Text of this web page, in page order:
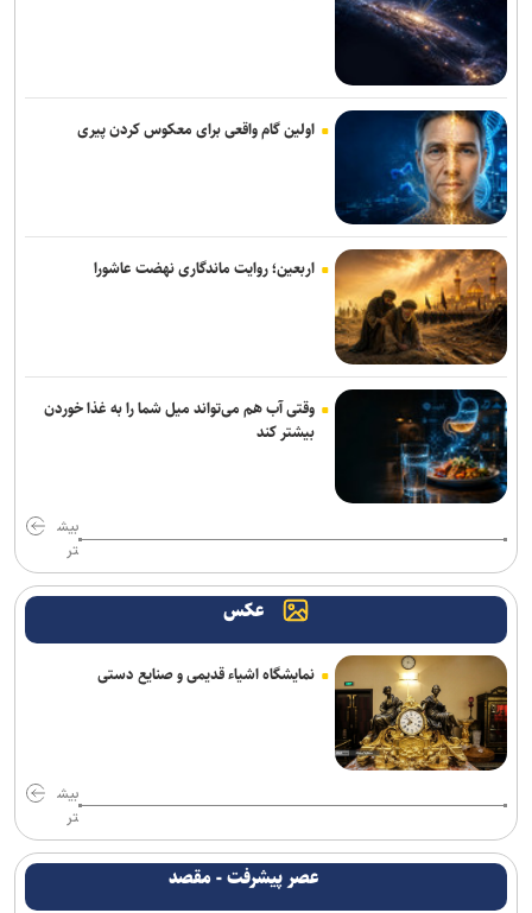
همتی: رسانه‌ها، رکن اعتمادآفرین در نظام اقتصادی کشور
معمای سهم ایران در خزر مشاع! / چرا تثبیت حکمرانی ملی نیازمند عبور
از دیپلماسی حقوقی به کنشگری اقتصادی است؟
وزیر نفت: رسانه‌ها جلوه‌های ایثار کارکنان صنعت نفت را منعکس کردند
شد
۱۲ میلیون هکتار از زمین‌های کشاورزی سند ندارند / اجرای قانون الزام به
ثبت رسمی معاملات غیرمنقول در ۱۴۳ شهرستان
نقش راهبردی رسانه‌ها در تثبیت امنیت غذایی/ خبرنگاران، حلقه‌ی پیوند
دانش، تولید و اعتماد در سفره مردم هستند
گذار به حکمرانی داده‌مبنا و توسعه فناوری
اولین گام واقعی برای معکوس کردن پیری
اربعین؛ روایت ماندگاری نهضت عاشورا
وقتی آب هم می‌تواند میل شما را به غذا خوردن
بیشتر کند
بیش
تر
عکس
نمایشگاه اشیاء قدیمی و صنایع دستی
بیش
تر
عصر پیشرفت - مقصد